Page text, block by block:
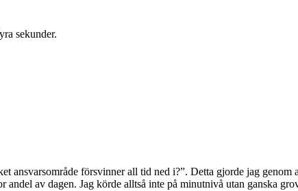
sekunder.
ansvarsområde försvinner all tid ned i?”. Detta gjorde jag
andel av dagen. Jag körde alltså inte på minutnivå utan ganska